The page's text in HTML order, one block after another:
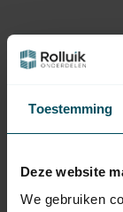
Toestemming
Deze website
We gebruiken
Hulp
Neem